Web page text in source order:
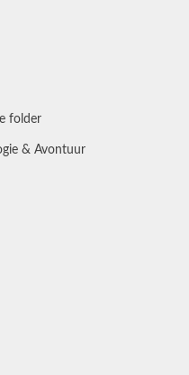
folder
& Avontuur